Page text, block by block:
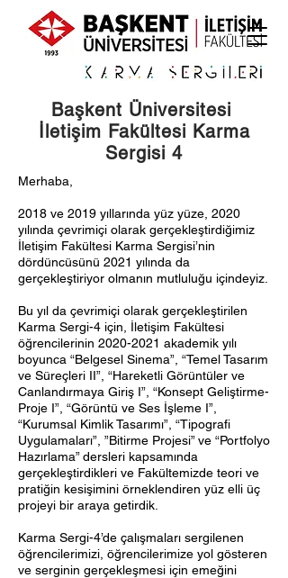
Başkent Üniversitesi
İletişim Fakültesi Karma
Sergisi 4
Merhaba,
2018 ve 2019 yıllarında yüz yüze, 2020
yılında çevrimiçi olarak gerçekleştirdiğimiz
İletişim Fakültesi Karma Sergisi’nin
dördüncüsünü 2021 yılında da
gerçekleştiriyor olmanın mutluluğu içindeyiz.
Bu yıl da çevrimiçi olarak gerçekleştirilen
Karma Sergi-4 için, İletişim Fakültesi
öğrencilerinin 2020-2021 akademik yılı
boyunca “Belgesel Sinema”, “Temel Tasarım
ve Süreçleri II”, “Hareketli Görüntüler ve
Canlandırmaya Giriş I”, “Konsept Geliştirme-
Proje I”, “Görüntü ve Ses İşleme I”,
“Kurumsal Kimlik Tasarımı”, “Tipografi
Uygulamaları”, ”Bitirme Projesi” ve “Portfolyo
Hazırlama” dersleri kapsamında
gerçekleştirdikleri ve Fakültemizde teori ve
pratiğin kesişimini örneklendiren yüz elli üç
projeyi bir araya getirdik.
Karma Sergi-4’de çalışmaları sergilenen
öğrencilerimizi, öğrencilerimize yol gösteren
ve serginin gerçekleşmesi için emeğini